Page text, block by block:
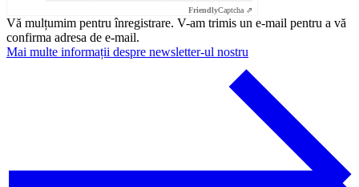
FriendlyCaptcha ⇗
Vă mulțumim pentru înregistrare. V-am trimis un e-mail pentru a vă
confirma adresa de e-mail.
Mai multe informații despre newsletter-ul nostru